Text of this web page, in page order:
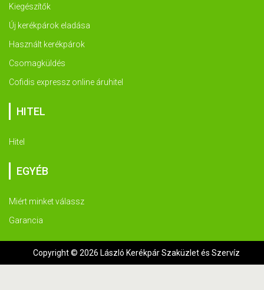
Kiegészítők
Új kerékpárok eladása
Használt kerékpárok
Csomagküldés
Cofidis expressz online áruhitel
HITEL
Hitel
EGYÉB
Miért minket válassz
Garancia
Copyright © 2026 László Kerékpár Szaküzlet és Szervíz